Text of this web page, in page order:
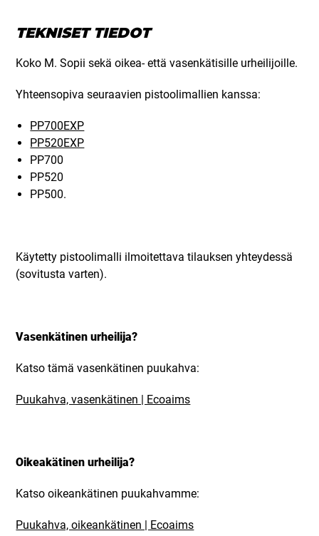
TEKNISET TIEDOT
Koko M. Sopii sekä oikea- että vasenkätisille urheilijoille.
Yhteensopiva seuraavien pistoolimallien kanssa:
PP700EXP
PP520EXP
PP700
PP520
PP500.
Käytetty pistoolimalli ilmoitettava tilauksen yhteydessä
(sovitusta varten).
Vasenkätinen urheilija?
Katso tämä vasenkätinen puukahva:
Puukahva, vasenkätinen | Ecoaims
Oikeakätinen urheilija?
Katso oikeankätinen puukahvamme:
Puukahva, oikeankätinen | Ecoaims